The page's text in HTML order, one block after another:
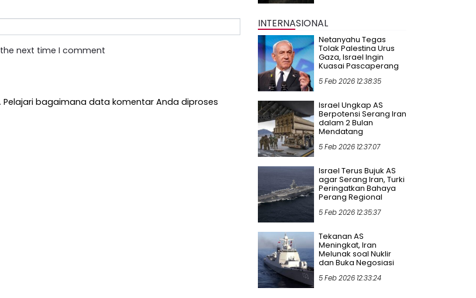
next time I comment
Pelajari bagaimana data komentar Anda diproses
INTERNASIONAL
Netanyahu Tegas
Tolak Palestina Urus
Gaza, Israel Ingin
Kuasai Pascaperang
5 Feb 2026 12:38:35
Israel Ungkap AS
Berpotensi Serang Iran
dalam 2 Bulan
Mendatang
5 Feb 2026 12:37:07
Israel Terus Bujuk AS
agar Serang Iran, Turki
Peringatkan Bahaya
Perang Regional
5 Feb 2026 12:35:37
Tekanan AS
Meningkat, Iran
Melunak soal Nuklir
dan Buka Negosiasi
5 Feb 2026 12:33:24